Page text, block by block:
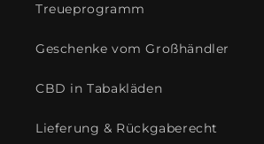
Treueprogramm
Geschenke vom Großhändler
CBD in Tabakläden
Lieferung & Rückgaberecht